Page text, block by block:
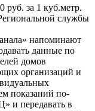
руб. за 1 куб.метр.
службы
напоминают
данные по
домов
организаций и
показаний по-
и передавать в